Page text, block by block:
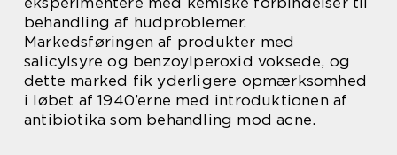
behandling af hudproblemer.
Markedsføringen af produkter med
salicylsyre og benzoylperoxid voksede, og
dette marked fik yderligere opmærksomhed
i løbet af 1940’erne med introduktionen af
antibiotika som behandling mod acne.